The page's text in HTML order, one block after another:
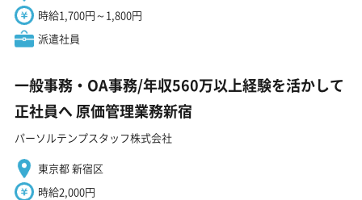
時給1,700円～1,800円
派遣社員
一般事務・OA事務/年収560万以上経験を活かして
正社員へ 原価管理業務新宿
パーソルテンプスタッフ株式会社
東京都 新宿区
時給2,000円